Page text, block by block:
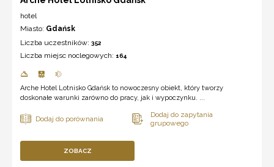
hotel
Miasto: Gdańsk
Liczba uczestników: 352
Liczba miejsc noclegowych: 164
Arche Hotel Lotnisko Gdańsk to nowoczesny obiekt, który tworzy
doskonałe warunki zarówno do pracy, jak i wypoczynku. ...
ZOBACZ